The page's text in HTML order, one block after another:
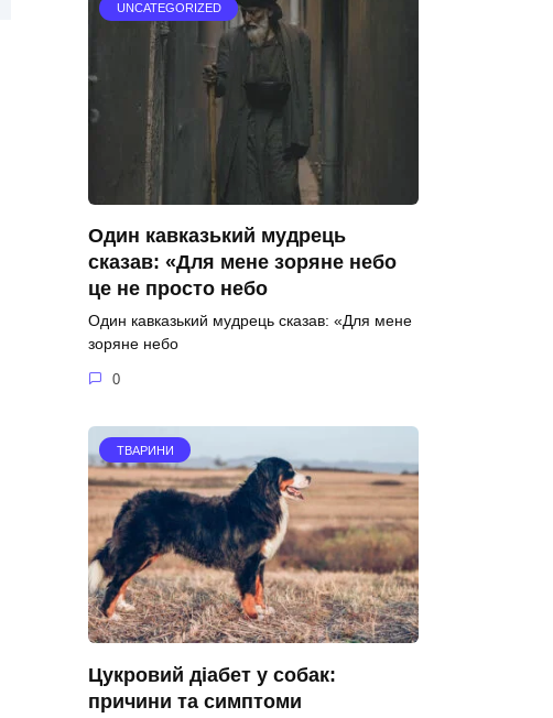
UNCATEGORIZED
Один кавказький мудрець
сказав: «Для мене зоряне небо
це не просто небо
Один кавказький мудрець сказав: «Для мене
зоряне небо
0
ТВАРИНИ
Цукровий діабет у собак:
причини та симптоми